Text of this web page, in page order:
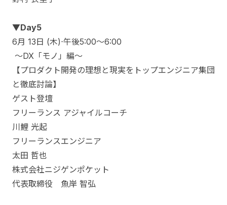
▼Day5
6月 13日 (木)⋅午後5:00～6:00
～DX「モノ」編～
【プロダクト開発の理想と現実をトップエンジニア集団
と徹底討論】
ゲスト登壇
フリーランス アジャイルコーチ
川鯉 光起
フリーランスエンジニア
太田 哲也
株式会社ニジゲンポケット
代表取締役 魚岸 智弘